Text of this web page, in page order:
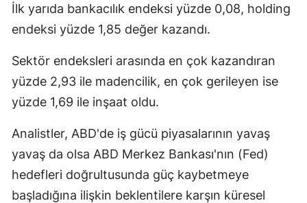
Erzurum
Gaziantep
Gümüşhane
Hakkari
Hatay
İlk yarıda bankacılık endeksi yüzde 0,08, holding
endeksi yüzde 1,85 değer kazandı.
Sektör endeksleri arasında en çok kazandıran
yüzde 2,93 ile madencilik, en çok gerileyen ise
yüzde 1,69 ile inşaat oldu.
Analistler, ABD'de iş gücü piyasalarının yavaş
yavaş da olsa ABD Merkez Bankası'nın (Fed)
hedefleri doğrultusunda güç kaybetmeye
başladığına ilişkin beklentilere karşın küresel